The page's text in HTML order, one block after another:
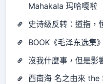
Mahakala 玛哈嘎啦
史诗级反转：道指，
BOOK《毛泽东选集
沒我什麼事，但是影
西南海 名之由來